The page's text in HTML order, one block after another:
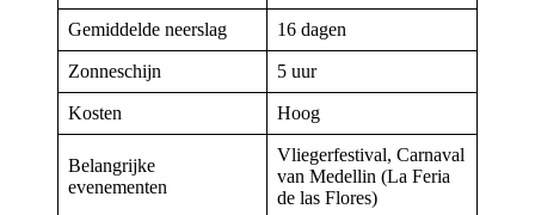
Gemiddelde neerslag 16 dagen
Zonneschijn 5 uur
Kosten Hoog
Belangrijke
evenementen
Vliegerfestival, Carnaval
van Medellin (La Feria
de las Flores)